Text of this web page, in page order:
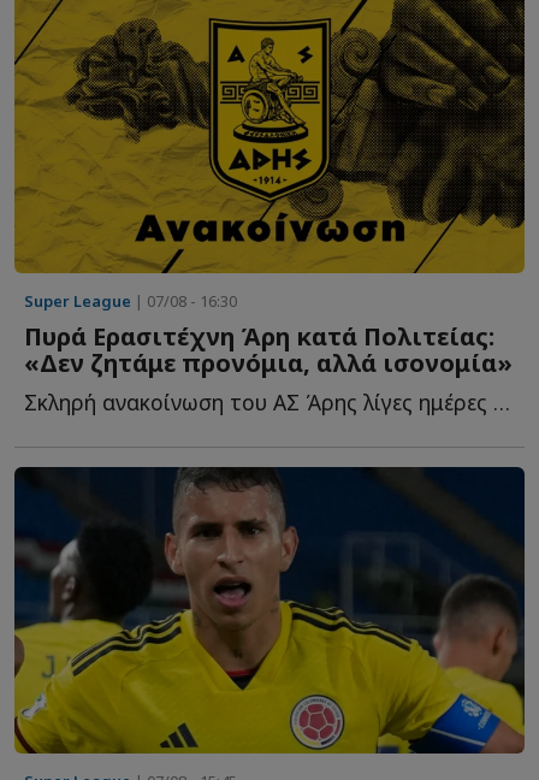
Super League | 07/08 - 16:30
Πυρά Ερασιτέχνη Άρη κατά Πολιτείας:
«Δεν ζητάμε προνόμια, αλλά ισονομία»
Σκληρή ανακοίνωση του ΑΣ Άρης λίγες ημέρες πριν από τ...